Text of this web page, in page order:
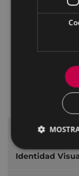
2014
2012
Junta de
Junta de
Presupuestos
Identidad